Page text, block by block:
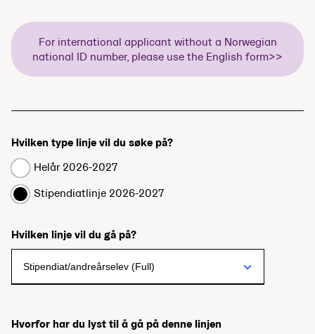
For international applicant without a Norwegian
national ID number, please use the English form>>
Hvilken type linje vil du søke på?
Helår 2026-2027
Stipendiatlinje 2026-2027
Hvilken linje vil du gå på?
Hvorfor har du lyst til å gå på denne linjen